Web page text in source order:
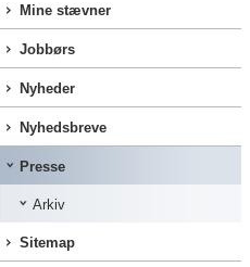
Mine stævner
Jobbørs
Nyheder
Nyhedsbreve
Presse
Arkiv
Sitemap